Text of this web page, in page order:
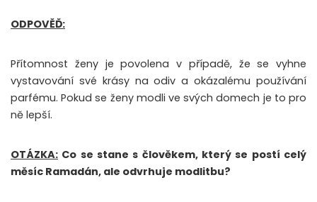
ODPOVĚĎ:
Přítomnost ženy je povolena v případě, že se vyhne
vystavování své krásy na odiv a okázalému používání
parfému. Pokud se ženy modli ve svých domech je to pro
ně lepší.
OTÁZKA: Co se stane s člověkem, který se postí celý
měsíc Ramadán, ale odvrhuje modlitbu?